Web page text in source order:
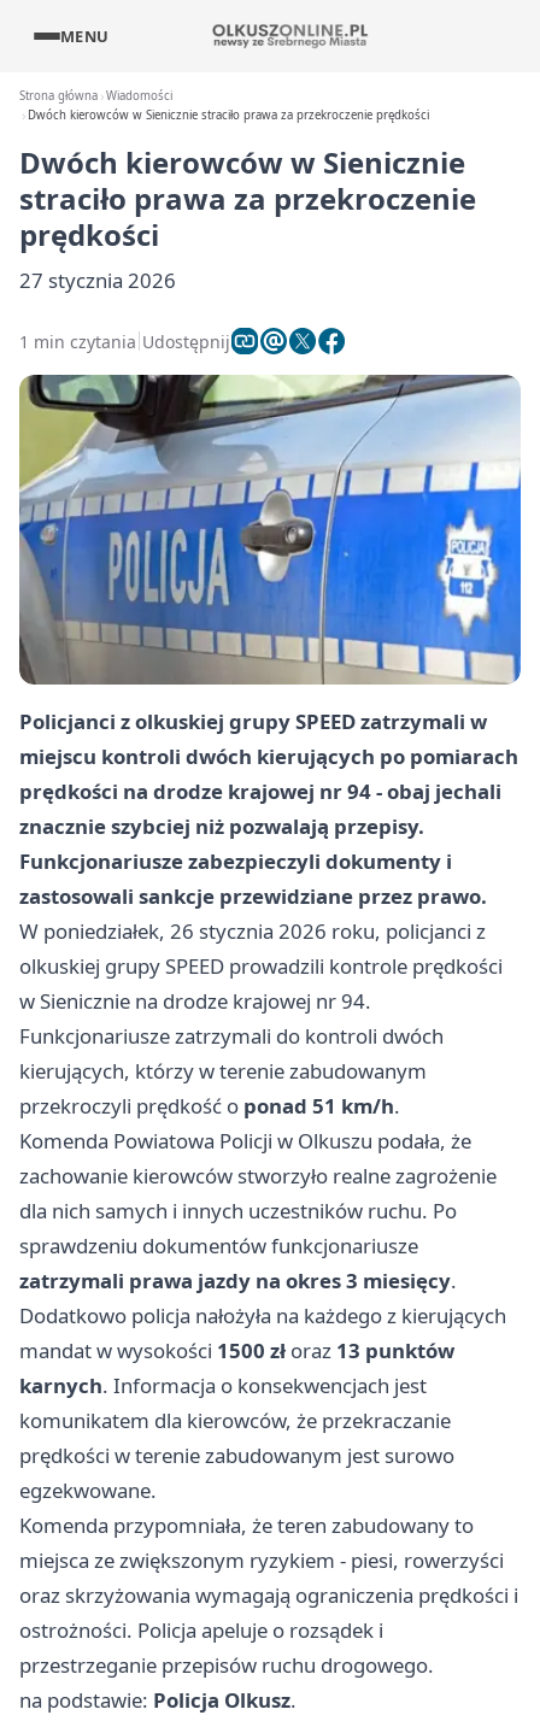
MENU
Strona główna Wiadomości
Dwóch kierowców w Sienicznie straciło prawa za przekroczenie prędkości
Dwóch kierowców w Sienicznie
straciło prawa za przekroczenie
prędkości
27 stycznia 2026
1 min czytania Udostępnij
Policjanci z olkuskiej grupy SPEED zatrzymali w
miejscu kontroli dwóch kierujących po pomiarach
prędkości na drodze krajowej nr 94 - obaj jechali
znacznie szybciej niż pozwalają przepisy.
Funkcjonariusze zabezpieczyli dokumenty i
zastosowali sankcje przewidziane przez prawo.
W poniedziałek, 26 stycznia 2026 roku, policjanci z
olkuskiej grupy SPEED prowadzili kontrole prędkości
w Sienicznie na drodze krajowej nr 94.
Funkcjonariusze zatrzymali do kontroli dwóch
kierujących, którzy w terenie zabudowanym
przekroczyli prędkość o ponad 51 km/h.
Komenda Powiatowa Policji w Olkuszu podała, że
zachowanie kierowców stworzyło realne zagrożenie
dla nich samych i innych uczestników ruchu. Po
sprawdzeniu dokumentów funkcjonariusze
zatrzymali prawa jazdy na okres 3 miesięcy.
Dodatkowo policja nałożyła na każdego z kierujących
mandat w wysokości 1500 zł oraz 13 punktów
karnych. Informacja o konsekwencjach jest
komunikatem dla kierowców, że przekraczanie
prędkości w terenie zabudowanym jest surowo
egzekwowane.
Komenda przypomniała, że teren zabudowany to
miejsca ze zwiększonym ryzykiem - piesi, rowerzyści
oraz skrzyżowania wymagają ograniczenia prędkości i
ostrożności. Policja apeluje o rozsądek i
przestrzeganie przepisów ruchu drogowego.
na podstawie: Policja Olkusz.